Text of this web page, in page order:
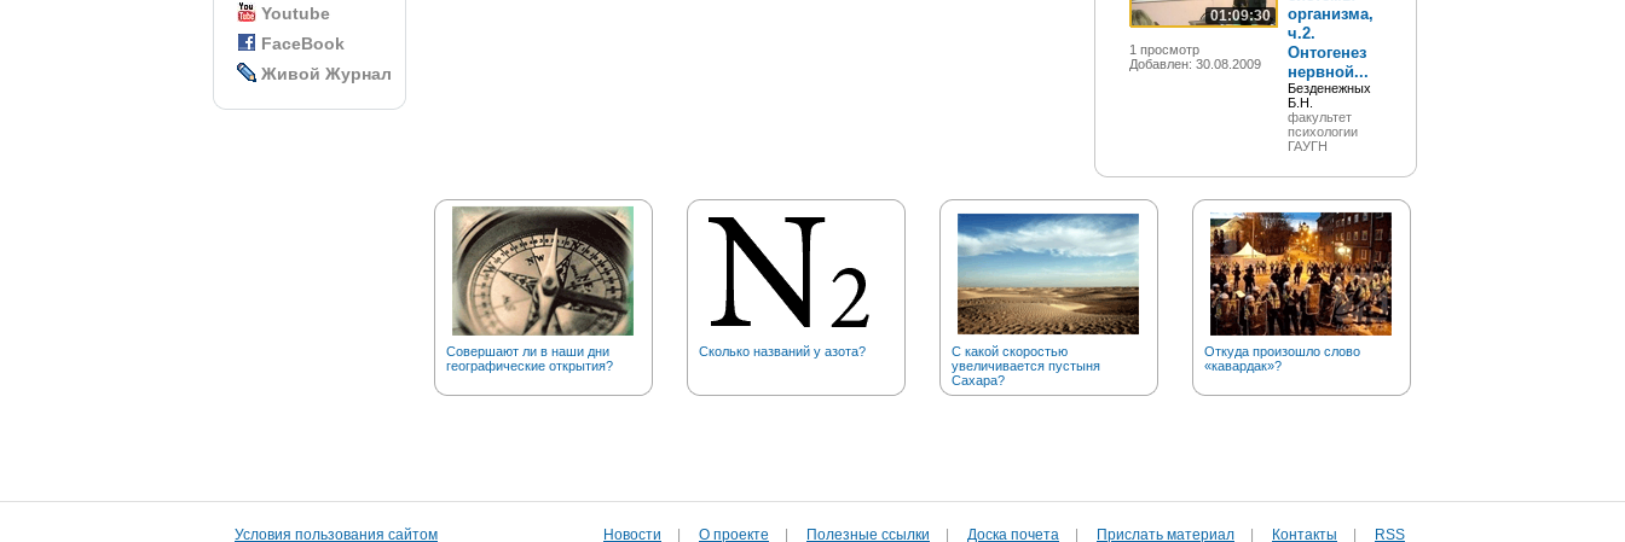
Youtube
FaceBook
Живой Журнал
01:09:30
1 просмотр
Добавлен: 30.08.2009
организма,
ч.2.
Онтогенез
нервной...
Безденежных
Б.Н.
факультет
психологии
ГАУГН
Совершают ли в наши дни
географические открытия?
Сколько названий у азота?
С какой скоростью
увеличивается пустыня
Сахара?
Откуда произошло слово
«кавардак»?
Условия пользования сайтом Новости О проекте Полезные cсылки Доска почета Прислать материал Контакты RSS